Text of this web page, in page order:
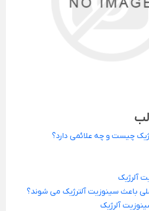
چیست و چه علائمی دارد؟
آلرژیک
باعث سینوزیت آلترژیک می شوند؟
آلرژیک